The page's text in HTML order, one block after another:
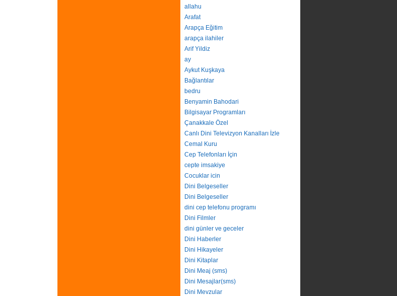
allahu
Arafat
Arapça Eğitim
arapça ilahiler
Arif Yildiz
ay
Aykut Kuşkaya
Bağlantılar
bedru
Benyamin Bahodari
Bilgisayar Programları
Çanakkale Özel
Canlı Dini Televizyon Kanalları İzle
Cemal Kuru
Cep Telefonları İçin
cepte imsakiye
Cocuklar icin
Dini Belgeseller
Dini Belgeseller
dini cep telefonu programı
Dini Filmler
dini günler ve geceler
Dini Haberler
Dini Hikayeler
Dini Kitaplar
Dini Meaj (sms)
Dini Mesajlar(sms)
Dini Mevzular